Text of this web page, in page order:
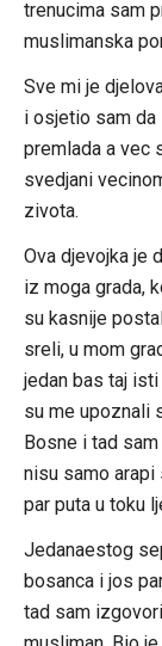
trenucima sam
muslimanska
Sve mi je
i osjetio sam da
premlada a vec
svedjani
zivota.
Ova djevojka je
iz moga grada,
su kasnije
sreli, u mom
jedan bas taj
su me upoznali
Bosne i tad
nisu samo
par puta u toku
Jedanaestog
bosanca i jos
tad sam